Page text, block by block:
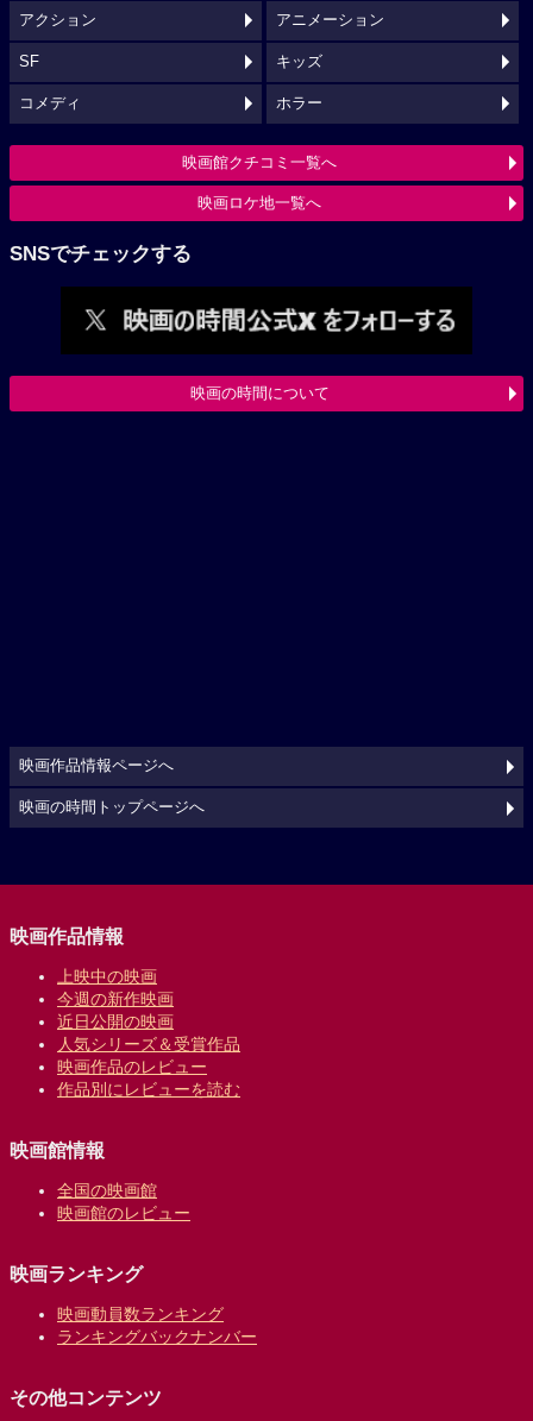
アクション アニメーション
SF キッズ
コメディ ホラー
映画館クチコミ一覧へ
映画ロケ地一覧へ
SNSでチェックする
映画の時間について
映画作品情報ページへ
映画の時間トップページへ
映画作品情報
上映中の映画
今週の新作映画
近日公開の映画
人気シリーズ＆受賞作品
映画作品のレビュー
作品別にレビューを読む
映画館情報
全国の映画館
映画館のレビュー
映画ランキング
映画動員数ランキング
ランキングバックナンバー
その他コンテンツ